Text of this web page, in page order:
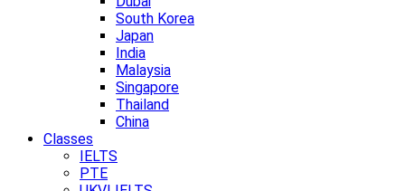
South Korea
Japan
India
Malaysia
Singapore
Thailand
China
Classes
IELTS
PTE